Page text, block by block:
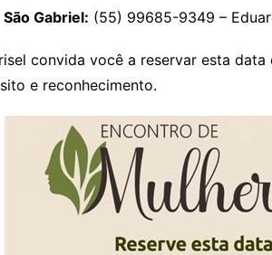
São Gabriel: (55) 99685-9349 –
convida você a reservar esta
e reconhecimento.